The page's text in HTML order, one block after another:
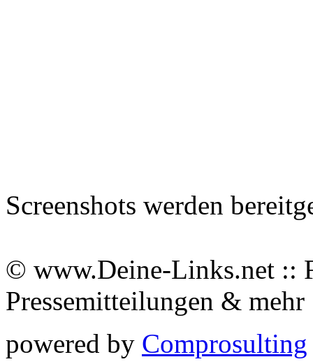
Screenshots werden
© www.Deine-Links.net ::
Pressemitteilungen &
powered by Comprosulting